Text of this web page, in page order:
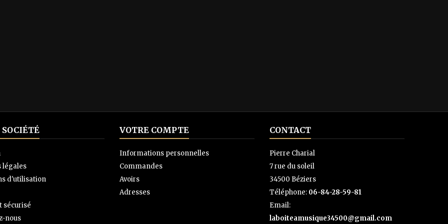
légales
d'utilisation
sécurisé
nous
VOTRE COMPTE
Informations personnelles
Commandes
Avoirs
Adresses
CONTACT
Pierre Charial
7 rue du soleil
34500 Béziers
Téléphone: 06-84-28-59-81
Email:
laboiteamusique34500@gmail.com